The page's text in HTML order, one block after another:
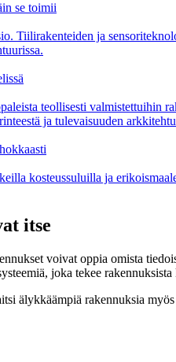
se toimii
Tiilirakenteiden ja
teollisesti valmistettuihin
ja tulevaisuuden
kosteussuluilla ja
itse
voivat oppia omista
joka tekee
älykkäämpiä rakennuksia